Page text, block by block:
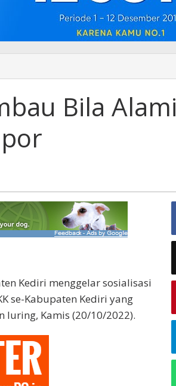
Bila Alami
Kediri menggelar sosialisasi
se-Kabupaten Kediri yang
luring, Kamis (20/10/2022).